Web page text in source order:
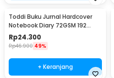
Toddi Buku Jurnal Hardcover
Notebook Diary 72GSM 192
Halaman Lined - CW-60
Rp24.300
Rp46.900 49%
+ Keranjang